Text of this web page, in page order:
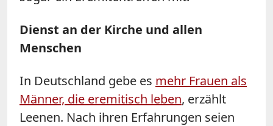
Dienst an der Kirche und allen
Menschen
In Deutschland gebe es mehr Frauen als
Männer, die eremitisch leben, erzählt
Leenen. Nach ihren Erfahrungen seien